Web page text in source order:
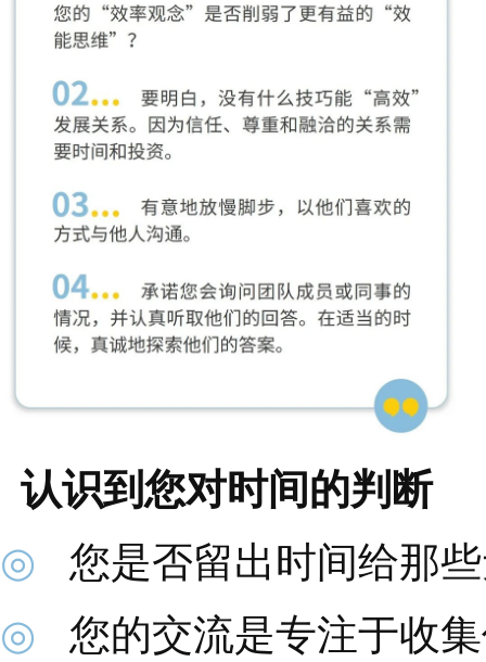
际关系需要我们放慢
作为领导者，我们的